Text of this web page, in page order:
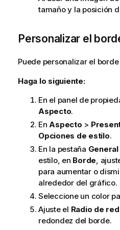
tamaño y la posición
Personalizar el
Puede personalizar el
Haga lo siguiente:
En el panel de
Aspecto.
EnAspecto >
Opciones de estilo.
En la pestaña General
estilo, en Borde,
para aumentar o
alrededor del gráfico.
Seleccione un color
Ajuste el Radio de
redondez del borde.